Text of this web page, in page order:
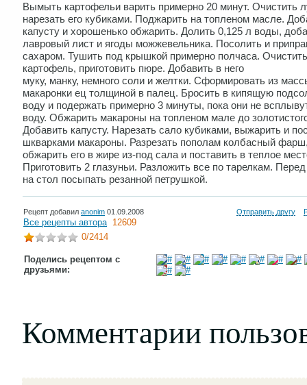
Вымыть картофельи варить примерно 20 минут. Очистить
нарезать его кубиками. Поджарить на топленом масле.
капусту и хорошенько обжарить. Долить 0,125 л воды,
лавровый лист и ягоды можжевельника. Посолить и
сахаром. Тушить под крышкой примерно полчаса. Очистить
картофель, приготовить пюре. Добавить в него
муку, манку, немного соли и желтки. Сформировать из
макаронки ец толщиной в палец. Бросить в кипящую
воду и подержать примерно 3 минуты, пока они не
воду. Обжарить макароны на топленом мале до
Добавить капусту. Нарезать сало кубиками, выжарить и
шкварками макароны. Разрезать пополам колбасный
обжарить его в жире из-под сала и поставить в теплое
Приготовить 2 глазуньи. Разложить все по тарелкам.
на стол посыпать резанной петрушкой.
Рецепт добавил anonim 01.09.2008 Отправить другу
Все рецепты автора 12609
0/2414
Поделись рецептом с
друзьями:
Комментарии